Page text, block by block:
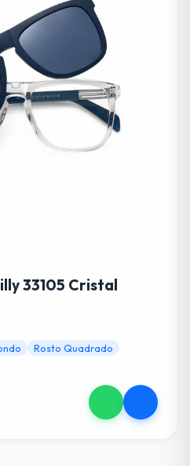
33105 Cristal
Rosto Quadrado